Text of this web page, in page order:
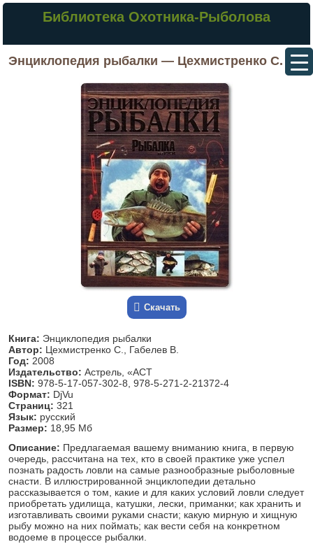
Библиотека Охотника-Рыболова
Энциклопедия рыбалки — Цехмистренко С.
Скачать
Книга: Энциклопедия рыбалки
Автор: Цехмистренко С., Габелев В.
Год: 2008
Издательство: Астрель, «АСТ
ISBN: 978-5-17-057-302-8, 978-5-271-2-21372-4
Формат: DjVu
Страниц: 321
Язык: русский
Размер: 18,95 Мб
Описание: Предлагаемая вашему вниманию книга, в первую
очередь, рассчитана на тех, кто в своей практике уже успел
познать радость ловли на самые разнообразные рыболовные
снасти. В иллюстрированной энциклопедии детально
рассказывается о том, какие и для каких условий ловли следует
приобретать удилища, катушки, лески, приманки; как хранить и
изготавливать своими руками снасти; какую мирную и хищную
рыбу можно на них поймать; как вести себя на конкретном
водоеме в процессе рыбалки.